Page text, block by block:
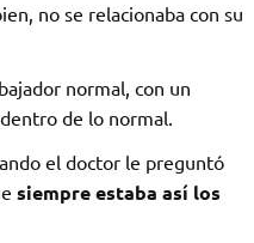
no se relacionaba con su
normal, con un
de lo normal.
el doctor le preguntó
siempre estaba así los